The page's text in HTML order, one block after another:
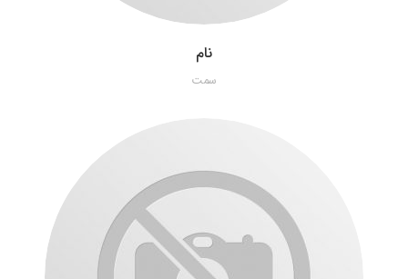
نام
سمت